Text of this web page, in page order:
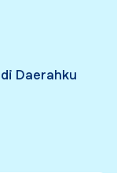
Daerahku